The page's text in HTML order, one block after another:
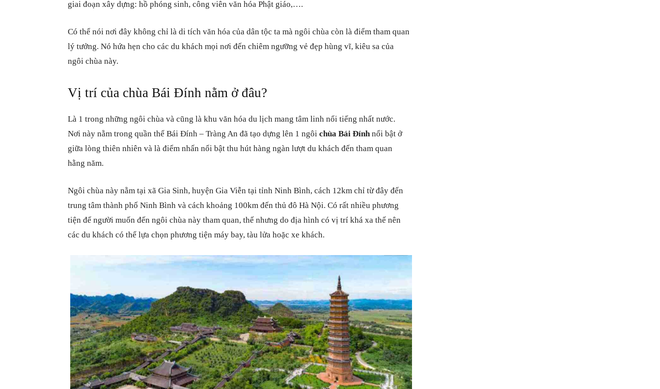
giai đoạn xây dựng: hồ phóng sinh, công viên văn hóa Phật giáo,….
Có thể nói nơi đây không chỉ là di tích văn hóa của dân tộc ta mà ngôi chùa còn là điểm tham quan
lý tưởng. Nó hứa hẹn cho các du khách mọi nơi đến chiêm ngưỡng vẻ đẹp hùng vĩ, kiêu sa của
ngôi chùa này.
Vị trí của chùa Bái Đính nằm ở đâu?
Là 1 trong những ngôi chùa và cũng là khu văn hóa du lịch mang tâm linh nổi tiếng nhất nước.
Nơi này nằm trong quần thể Bái Đính – Tràng An đã tạo dựng lên 1 ngôi chùa Bái Đínhnổi bật ở
giữa lòng thiên nhiên và là điểm nhấn nổi bật thu hút hàng ngàn lượt du khách đến tham quan
hằng năm.
Ngôi chùa này nằm tại xã Gia Sinh, huyện Gia Viễn tại tỉnh Ninh Bình, cách 12km chỉ từ đây đến
trung tâm thành phố Ninh Bình và cách khoảng 100km đến thủ đô Hà Nội. Có rất nhiều phương
tiện để người muốn đến ngôi chùa này tham quan, thế nhưng do địa hình có vị trí khá xa thế nên
các du khách có thể lựa chọn phương tiện máy bay, tàu lửa hoặc xe khách.